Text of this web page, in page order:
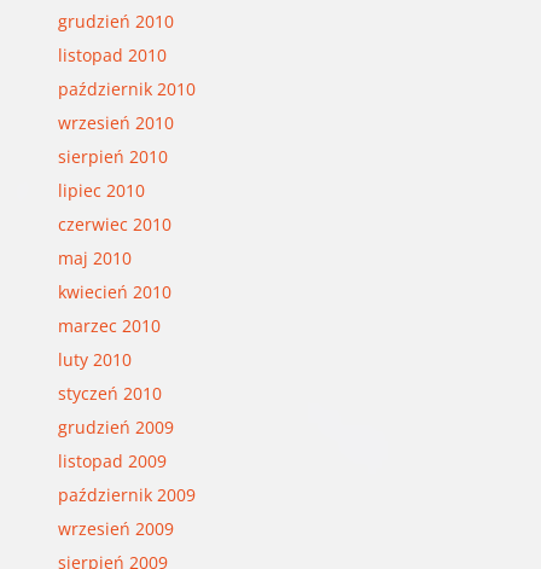
grudzień 2010
listopad 2010
październik 2010
wrzesień 2010
sierpień 2010
lipiec 2010
czerwiec 2010
maj 2010
kwiecień 2010
marzec 2010
luty 2010
styczeń 2010
grudzień 2009
listopad 2009
październik 2009
wrzesień 2009
sierpień 2009